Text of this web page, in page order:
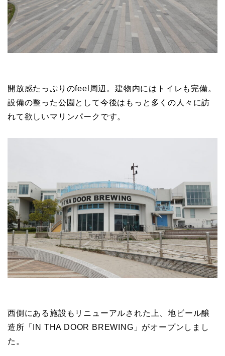
開放感たっぷりのfeel周辺。建物内にはトイレも完備。
設備の整った公園として今後はもっと多くの人々に訪
れて欲しいマリンパークです。
西側にある施設もリニューアルされた上、地ビール醸
造所「IN THA DOOR BREWING」がオープンしまし
た。